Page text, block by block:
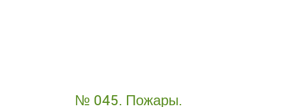
№ 045. Пожары.